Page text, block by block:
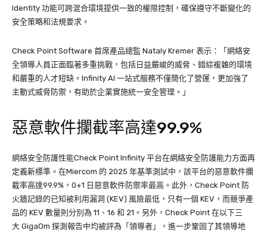
Identity 功能可跨混合環境提供一致的權限控制，確保遵守不斷變化的
安全策略和法規要求。
Check Point Software 首席產品總監 Nataly Kremer 表示：「網絡安
全領導人員正面臨著多重挑戰，包括日益嚴峻的威脅、錯綜複雜的環境
和嚴重的人才短缺。Infinity AI 一站式服務不僅簡化了營運，更加強了
主動式威脅防禦，有助於企業實施統一安全管理。」
惡意軟件攔截率高達99.9%
網絡安全防護性能Check Point Infinity 平台在網絡安全防護能力方面再
定義新標準。在Miercom 的 2025 年基準測試中，該平台的惡意軟件攔
截率高達99.9%，0+1 日惡意軟件防禦率最高。此外，Check Point 防
火牆記錄的已知被利用漏洞 (KEV) 風險最低，只有一個 KEV，而競爭產
品的 KEV 數量則分別為 11、16 和 21。另外，Check Point 在以下三
大 GigaOm 探測報告中均被評為「領導者」，進一步鞏固了其領導地